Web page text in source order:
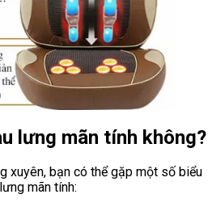
lưng mãn tính không?
xuyên, bạn có thể gặp một số biểu
mãn tính: